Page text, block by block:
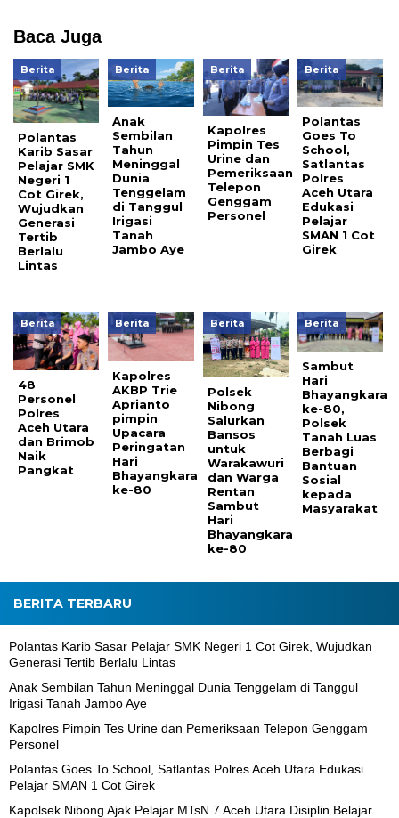
Baca Juga
Berita
Polantas
Karib Sasar
Pelajar SMK
Negeri 1
Cot Girek,
Wujudkan
Generasi
Tertib
Berlalu
Lintas
Berita
Anak
Sembilan
Tahun
Meninggal
Dunia
Tenggelam
di Tanggul
Irigasi
Tanah
Jambo Aye
Berita
Kapolres
Pimpin Tes
Urine dan
Pemeriksaan
Telepon
Genggam
Personel
Berita
Polantas
Goes To
School,
Satlantas
Polres
Aceh Utara
Edukasi
Pelajar
SMAN 1 Cot
Girek
Berita
48
Personel
Polres
Aceh Utara
dan Brimob
Naik
Pangkat
Berita
Kapolres
AKBP Trie
Aprianto
pimpin
Upacara
Peringatan
Hari
Bhayangkara
ke-80
Berita
Polsek
Nibong
Salurkan
Bansos
untuk
Warakawuri
dan Warga
Rentan
Sambut
Hari
Bhayangkara
ke-80
Berita
Sambut
Hari
Bhayangkara
ke-80,
Polsek
Tanah Luas
Berbagi
Bantuan
Sosial
kepada
Masyarakat
BERITA TERBARU
Polantas Karib Sasar Pelajar SMK Negeri 1 Cot Girek, Wujudkan
Generasi Tertib Berlalu Lintas
Anak Sembilan Tahun Meninggal Dunia Tenggelam di Tanggul
Irigasi Tanah Jambo Aye
Kapolres Pimpin Tes Urine dan Pemeriksaan Telepon Genggam
Personel
Polantas Goes To School, Satlantas Polres Aceh Utara Edukasi
Pelajar SMAN 1 Cot Girek
Kapolsek Nibong Ajak Pelajar MTsN 7 Aceh Utara Disiplin Belajar